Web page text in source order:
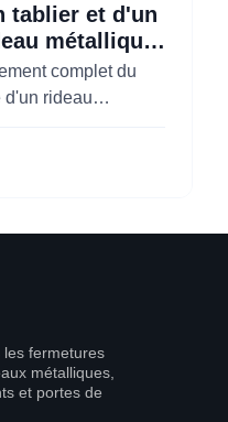
tablier et d'un
métallique
Center)
complet du
d'un rideau
les fermetures
métalliques,
et portes de